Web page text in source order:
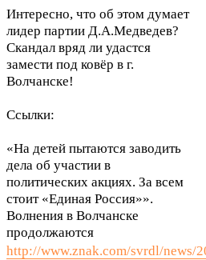
Интересно, что об этом думает
лидер партии Д.А.Медведев?
Скандал вряд ли удастся
замести под ковёр в г.
Волчанске!
Ссылки:
«На детей пытаются заводить
дела об участии в
политических акциях. За всем
стоит «Единая Россия»».
Волнения в Волчанске
продолжаются
http://www.znak.com/svrdl/news/